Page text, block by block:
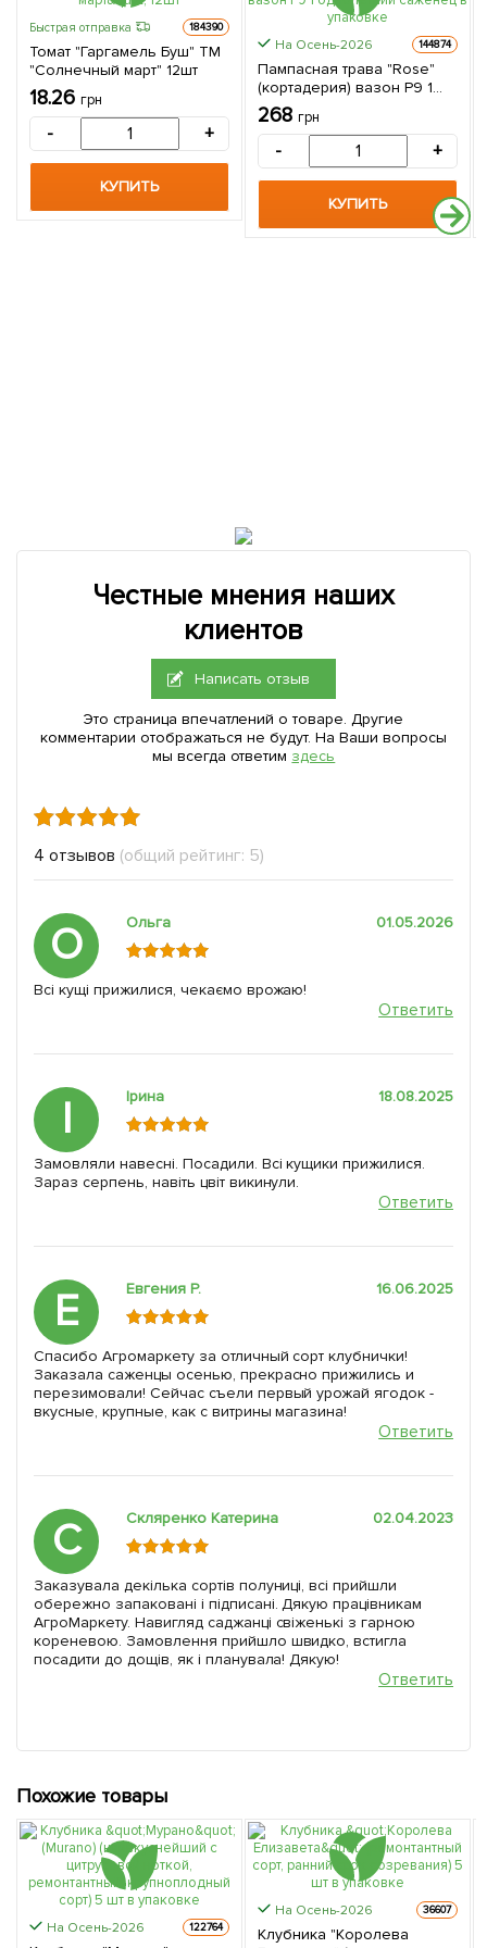
Быстрая отправка 184390
Томат "Гаргамель Буш" ТМ
"Солнечный март" 12шт
18.26 грн
- +
КУПИТЬ
На Осень-2026 144874
Пампасная трава "Rose"
(кортадерия) вазон Р9 1
однолетний саженец в
упаковке
268 грн
- +
КУПИТЬ
Честные мнения наших
клиентов
Написать отзыв
Это страница впечатлений о товаре. Другие
комментарии отображаться не будут. На Ваши вопросы
мы всегда ответим здесь
4 отзывов (общий рейтинг: 5)
О Ольга 01.05.2026
Всі кущі прижилися, чекаємо врожаю!
Ответить
І Ірина 18.08.2025
Замовляли навесні. Посадили. Всі кущики прижилися.
Зараз серпень, навіть цвіт викинули.
Ответить
Е Евгения Р. 16.06.2025
Спасибо Агромаркету за отличный сорт клубнички!
Заказала саженцы осенью, прекрасно прижились и
перезимовали! Сейчас съели первый урожай ягодок -
вкусные, крупные, как с витрины магазина!
Ответить
С Скляренко Катерина 02.04.2023
Заказувала декілька сортів полуниці, всі прийшли
обережно запаковані і підписані. Дякую працівникам
АгроМаркету. Навигляд саджанці свіженькі з гарною
кореневою. Замовлення прийшло швидко, встигла
посадити до дощів, як і планувала! Дякую!
Ответить
Похожие товары
На Осень-2026 122764
На Осень-2026 36607
Клубника "Королева